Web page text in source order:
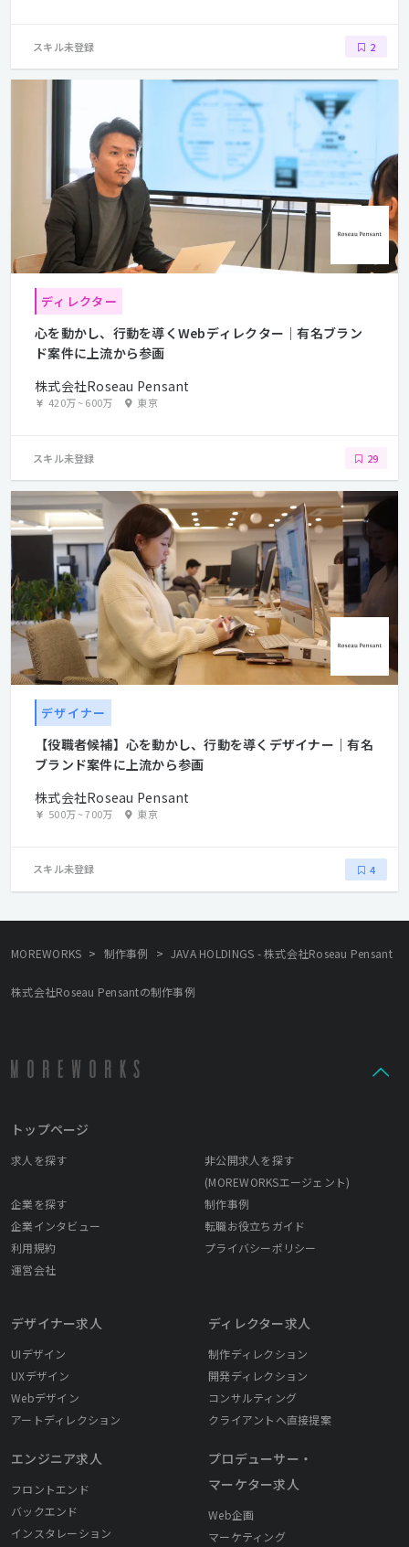
スキル未登録 2
ディレクター
心を動かし、行動を導くWebディレクター｜有名ブラン
ド案件に上流から参画
株式会社Roseau Pensant
420万~600万 東京
スキル未登録 29
デザイナー
【役職者候補】心を動かし、行動を導くデザイナー｜有名
ブランド案件に上流から参画
株式会社Roseau Pensant
500万~700万 東京
スキル未登録 4
MOREWORKS > 制作事例 > JAVA HOLDINGS - 株式会社Roseau Pensant
株式会社Roseau Pensantの制作事例
トップページ
求人を探す
非公開求人を探す
(MOREWORKSエージェント)
企業を探す
制作事例
企業インタビュー
転職お役立ちガイド
利用規約
プライバシーポリシー
運営会社
デザイナー求人
UIデザイン
UXデザイン
Webデザイン
アートディレクション
エンジニア求人
フロントエンド
バックエンド
インスタレーション
ディレクター求人
制作ディレクション
開発ディレクション
コンサルティング
クライアントへ直接提案
プロデューサー・
マーケター求人
Web企画
マーケティング